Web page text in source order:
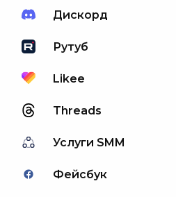
Дискорд
Рутуб
Likee
Threads
Услуги SMM
Фейсбук